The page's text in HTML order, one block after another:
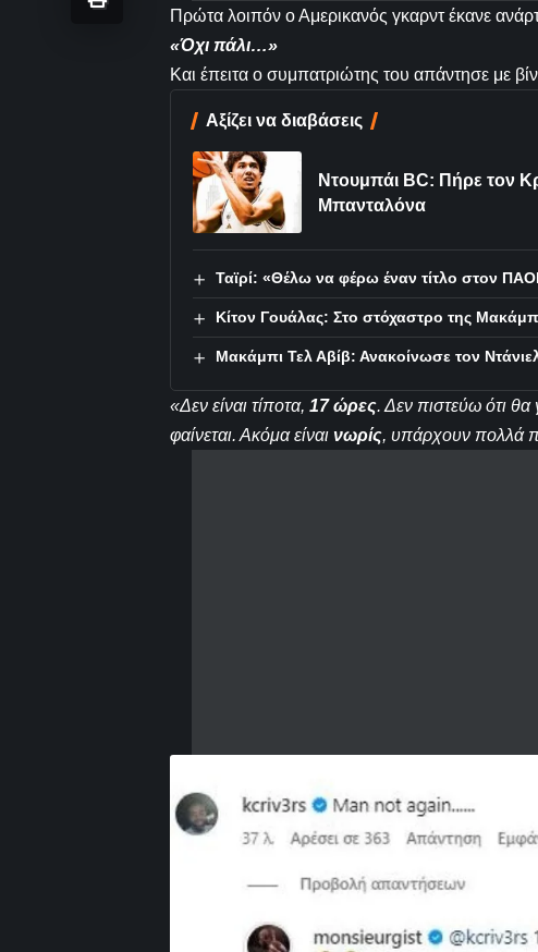
Πρώτα λοιπόν ο Αμερικανός γκαρντ έκανε
«Όχι πάλι…»
Και έπειτα ο συμπατριώτης του απάντησε με
Αξίζει να διαβάσεις
Ντουμπάι BC: Πήρε τον
Μπανταλόνα
Ταϊρί: «Θέλω να φέρω έναν τίτλο στον
Κίτον Γουάλας: Στο στόχαστρο της
Μακάμπι Τελ Αβίβ: Ανακοίνωσε τον
«Δεν είναι τίποτα, 17 ώρες. Δεν πιστεύω ότι θα
φαίνεται. Ακόμα είναι νωρίς, υπάρχουν πολλά